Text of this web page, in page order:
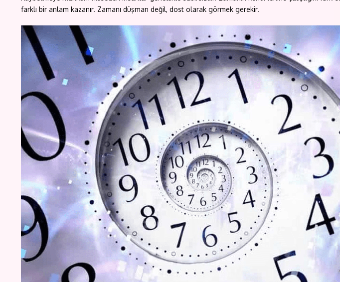
farklı bir anlam kazanır. Zamanı düşman değil, dost olarak görmek gerekir.